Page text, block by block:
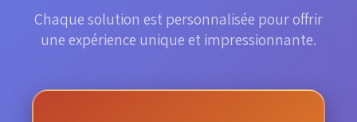
Chaque solution est personnalisée pour offrir
une expérience unique et impressionnante.